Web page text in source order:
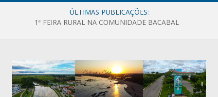
ÚLTIMAS PUBLICAÇÕES:
1ª FEIRA RURAL NA COMUNIDADE BACABAL